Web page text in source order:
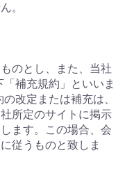
。
のとし、また、当社
補充規約」といいま
改定または補充は、
所定のサイトに掲示
ます。この場合、会
従うものと致しま